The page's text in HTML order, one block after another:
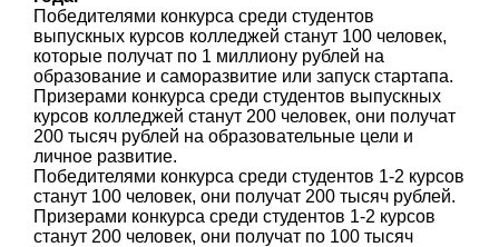
Победителями конкурса среди студентов
выпускных курсов колледжей станут 100 человек,
которые получат по 1 миллиону рублей на
образование и саморазвитие или запуск стартапа.
Призерами конкурса среди студентов выпускных
курсов колледжей станут 200 человек, они получат
200 тысяч рублей на образовательные цели и
личное развитие.
Победителями конкурса среди студентов 1-2 курсов
станут 100 человек, они получат 200 тысяч рублей.
Призерами конкурса среди студентов 1-2 курсов
станут 200 человек, они получат по 100 тысяч